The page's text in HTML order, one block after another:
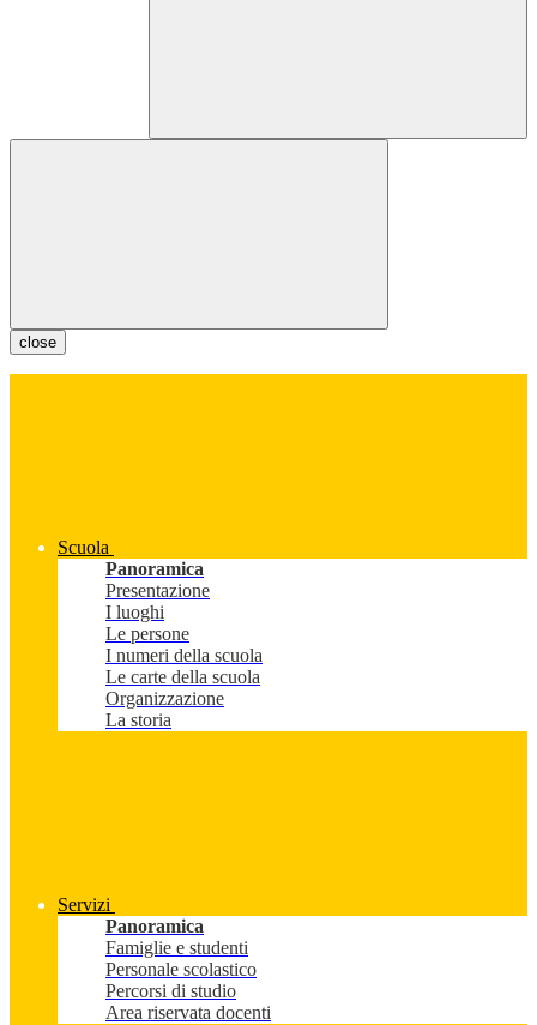
close
Scuola
Panoramica
Presentazione
I luoghi
Le persone
I numeri della scuola
Le carte della scuola
Organizzazione
La storia
Servizi
Panoramica
Famiglie e studenti
Personale scolastico
Percorsi di studio
Area riservata docenti